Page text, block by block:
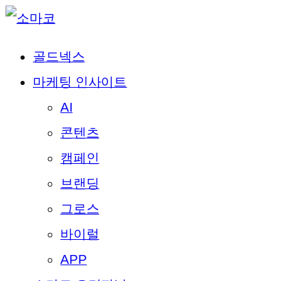
골드넥스
마케팅 인사이트
AI
콘텐츠
캠페인
브랜딩
그로스
바이럴
APP